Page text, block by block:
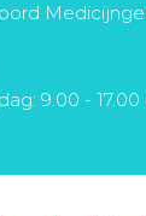
9.00 - 17.00